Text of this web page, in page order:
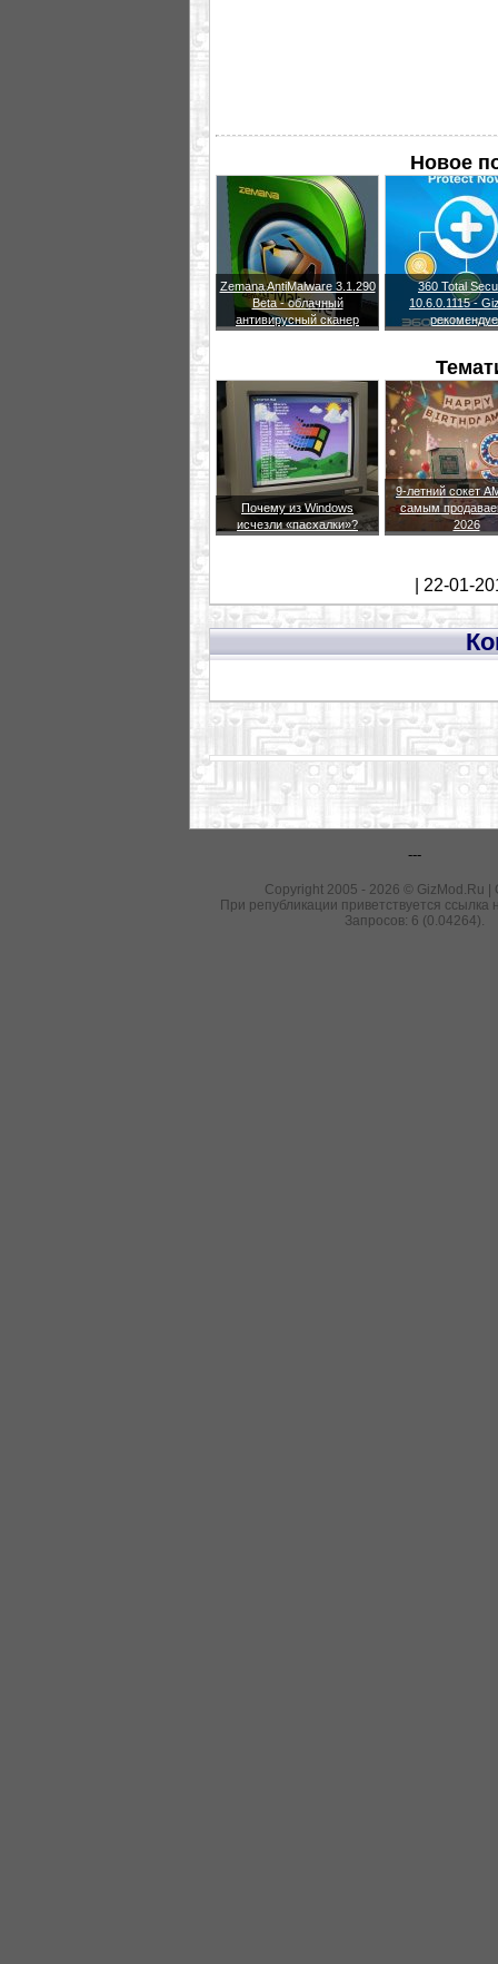
Новое
Zemana AntiMalware 3.1.290
Beta - облачный
антивирусный сканер
360 Total
10.6.0.1115 -
Почему из Windows
исчезли «пасхалки»?
9-летний сокет
самым
2026
| 22-01-
---
Copyright 2005 - 2026 © GizMod.Ru |
При републикации приветствуется ссылка
Запросов: 6 (0.04264).